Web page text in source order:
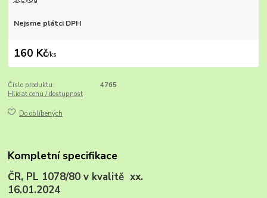
Nejsme plátci DPH
160 Kč/ks
Číslo produktu:
4765
Hlídat cenu / dostupnost
Do oblíbených
Kompletní specifikace
ČR, PL 1078/80 v kvalitě xx.
16.01.2024